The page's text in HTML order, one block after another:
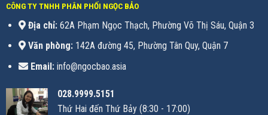
CÔNG TY TNHH PHÂN PHỐI NGỌC BẢO
Địa chỉ:62A Phạm Ngọc Thạch, Phường Võ Thị Sáu, Quận 3
Văn phòng:142A đường 45, Phường Tân Quy, Quận 7
Email:info@ngocbao.asia
028.9999.5151
Thứ Hai đến Thứ Bảy (8:30 - 17:00)